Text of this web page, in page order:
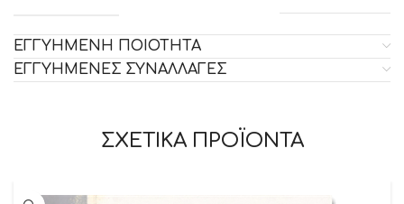
ΕΓΓΥΗΜΕΝΗ ΠΟΙΟΤΗΤΑ
ΕΓΓΥΗΜΕΝΕΣ ΣΥΝΑΛΛΑΓΕΣ
ΣΧΕΤΙΚΑ ΠΡΟΪΟΝΤΑ